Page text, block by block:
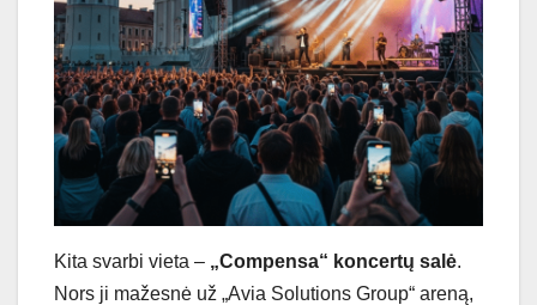
Kita svarbi vieta – „Compensa“ koncertų salė.
Nors ji mažesnė už „Avia Solutions Group“ areną,